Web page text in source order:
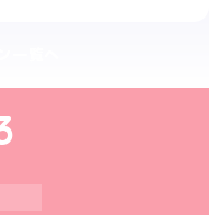
公式アカウント
公式アカウント
みんInstagram公式アカウント
りーみんFacebook公式アカウン
めいどりーみんYouTube公式アカ